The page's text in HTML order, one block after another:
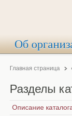
Об
Главная страница
Разделы
Описание